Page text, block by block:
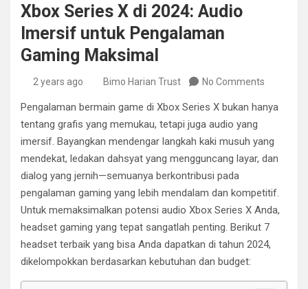
Xbox Series X di 2024: Audio
Imersif untuk Pengalaman
Gaming Maksimal
2 years ago Bimo Harian Trust No Comments
Pengalaman bermain game di Xbox Series X bukan hanya
tentang grafis yang memukau, tetapi juga audio yang
imersif. Bayangkan mendengar langkah kaki musuh yang
mendekat, ledakan dahsyat yang mengguncang layar, dan
dialog yang jernih—semuanya berkontribusi pada
pengalaman gaming yang lebih mendalam dan kompetitif.
Untuk memaksimalkan potensi audio Xbox Series X Anda,
headset gaming yang tepat sangatlah penting. Berikut 7
headset terbaik yang bisa Anda dapatkan di tahun 2024,
dikelompokkan berdasarkan kebutuhan dan budget: